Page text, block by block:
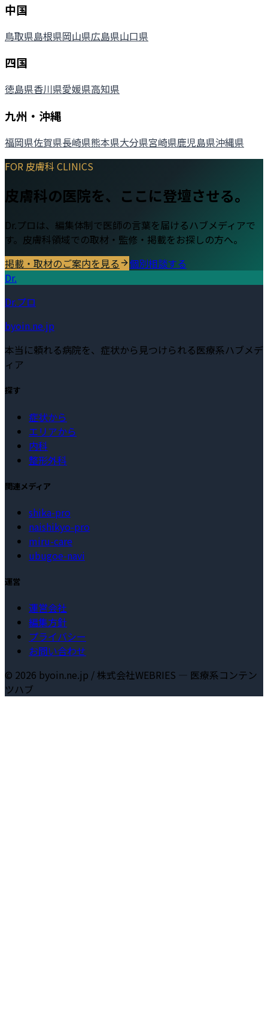
中国
鳥取県島根県岡山県広島県山口県
四国
徳島県香川県愛媛県高知県
九州・沖縄
福岡県佐賀県長崎県熊本県大分県宮崎県鹿児島県沖縄県
FOR 皮膚科 CLINICS
皮膚科の医院を、ここに登壇させる。
Dr.プロは、編集体制で医師の言葉を届けるハブメディアで
す。 皮膚科領域での取材・監修・掲載をお探しの方へ。
掲載・取材のご案内を見る
個別相談する
Dr.
Dr.プロ
byoin.ne.jp
本当に頼れる病院を、症状から見つけられる医療系ハブメデ
ィア
探す
症状から
エリアから
内科
整形外科
関連メディア
shika-pro
naishikyo-pro
miru-care
ubugoe-navi
運営
運営会社
編集方針
プライバシー
お問い合わせ
© 2026 byoin.ne.jp / 株式会社WEBRIES — 医療系コンテン
ツハブ